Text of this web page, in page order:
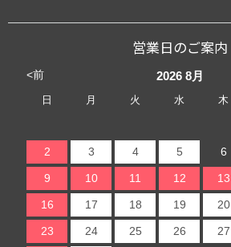
営業日のご案内
<前 2026 8月
日 月 火 水 木
2 3 4 5 6
9 10 11 12 13
16 17 18 19 20
23 24 25 26 27